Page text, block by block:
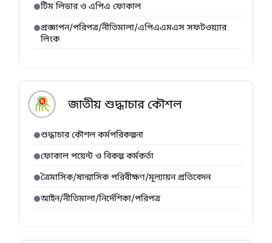
টিম লিডার ও এপিএ ফোকাল
প্রজ্ঞাপন/পরিপত্র/নীতিমালা/এপিএএমএস সফটওয়্যার
লিংক
জাতীয় শুদ্ধাচার কৌশল
শুদ্ধাচার কৌশল কর্মপরিকল্পনা
ফোকাল পয়েন্ট ও বিকল্প কর্মকর্তা
ত্রৈমাসিক/ষান্মাসিক পরিবীক্ষণ/মূল্যায়ন প্রতিবেদন
আইন/নীতিমালা/নির্দেশিকা/পরিপত্র